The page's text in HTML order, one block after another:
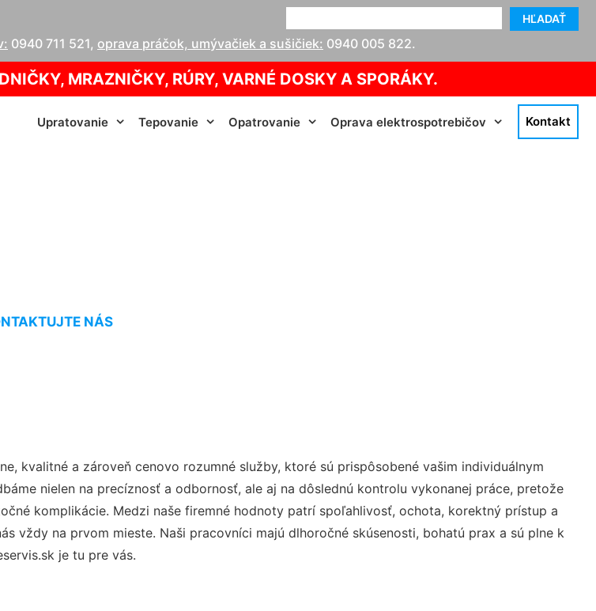
HĽADAŤ
0940 711 521, oprava práčok, umývačiek a sušičiek: 0940 005 822.
MRAZNIČKY, RÚRY, VARNÉ DOSKY A SPORÁKY.
Upratovanie Tepovanie Opatrovanie Oprava elektrospotrebičov Kontakt
NÁS
kvalitné a zároveň cenovo rozumné služby, ktoré sú prispôsobené vašim individuálnym
nielen na precíznosť a odbornosť, ale aj na dôslednú kontrolu vykonanej práce, pretože
komplikácie. Medzi naše firemné hodnoty patrí spoľahlivosť, ochota, korektný prístup a
vždy na prvom mieste. Naši pracovníci majú dlhoročné skúsenosti, bohatú prax a sú plne k
je tu pre vás.